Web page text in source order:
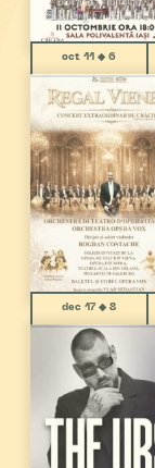
oct 11 ◆ 6
dec 17 ◆ 8